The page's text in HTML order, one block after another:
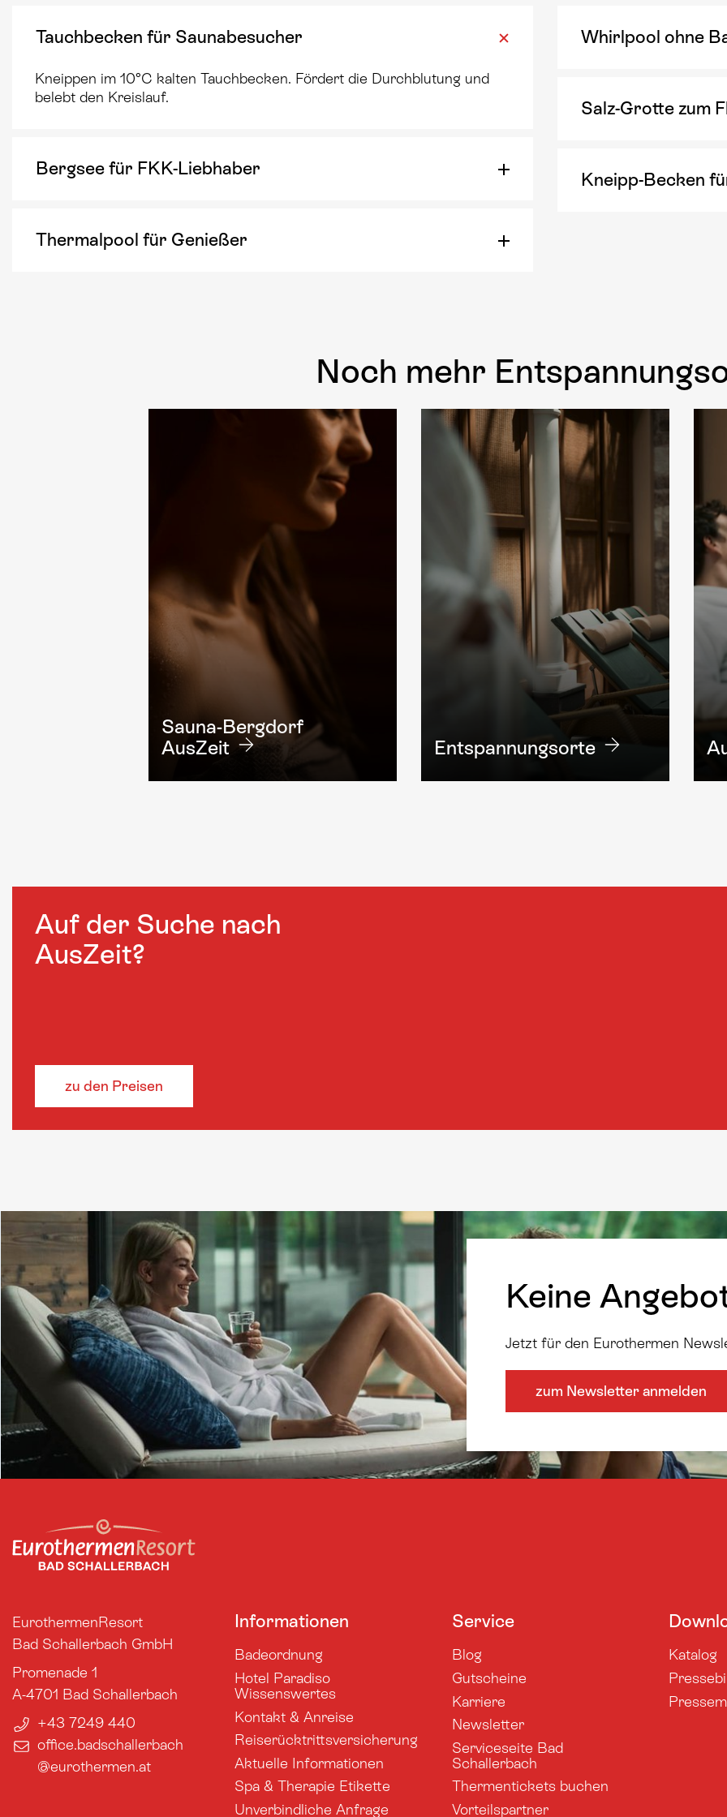
Tauchbecken für Saunabesucher
Kneippen im 10°C kalten Tauchbecken. Fördert die Durchblutung und
belebt den Kreislauf.
Bergsee für FKK-Liebhaber
Thermalpool für Genießer
Whirlpool ohne
Salz-Grotte zum
Kneipp-Becken
Noch mehr
Sauna-Bergdorf
AusZeit
Entspannungs­orte
Auf der Suche nach
AusZeit?
zu den Preisen
Keine
Jetzt für den Eurothermen
zum Newsletter anmelden
EurothermenResort
Bad Schallerbach GmbH
Promenade 1
A-4701 Bad Schallerbach
+43 7249 440
office.badschallerbach​
@eurothermen.at
Informationen
Badeordnung
Hotel Paradiso
Wissenswertes
Kontakt & Anreise
Reiserücktrittsversicherung
Aktuelle Informationen
Spa & Therapie Etikette
Unverbindliche Anfrage
Service
Blog
Gutscheine
Karriere
Newsletter
Serviceseite Bad
Schallerbach
Thermentickets buchen
Vorteilspartner
Katalog